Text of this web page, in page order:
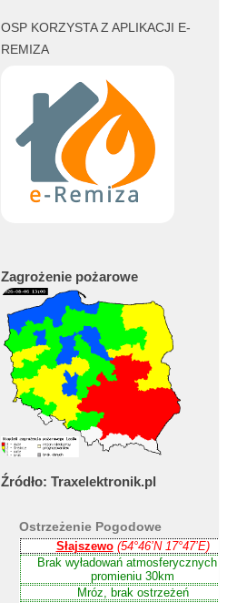
OSP KORZYSTA Z APLIKACJI E-
REMIZA
Zagrożenie pożarowe
Źródło: Traxelektronik.pl
Ostrzeżenie Pogodowe